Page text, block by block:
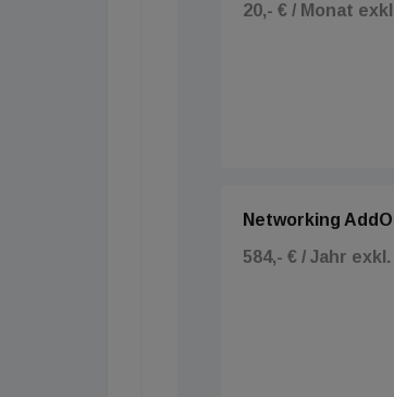
20,- € / Monat
Networking
584,- € / Jahr